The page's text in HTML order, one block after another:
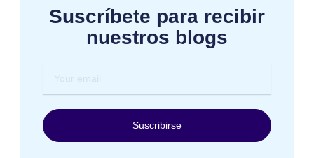
Suscríbete para recibir
nuestros blogs
Suscribirse